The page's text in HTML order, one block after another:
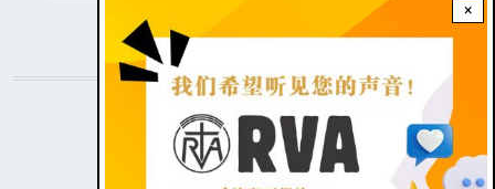
×
STAY CONNECTED WITH US!